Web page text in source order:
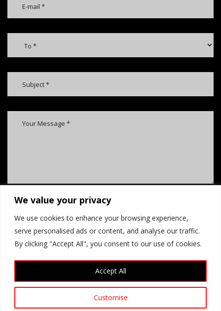
We value your privacy
We use cookies to enhance your browsing experience,
serve personalised ads or content, and analyse our traffic.
By clicking "Accept All", you consent to our use of cookies.
Customise
Accept All
submit